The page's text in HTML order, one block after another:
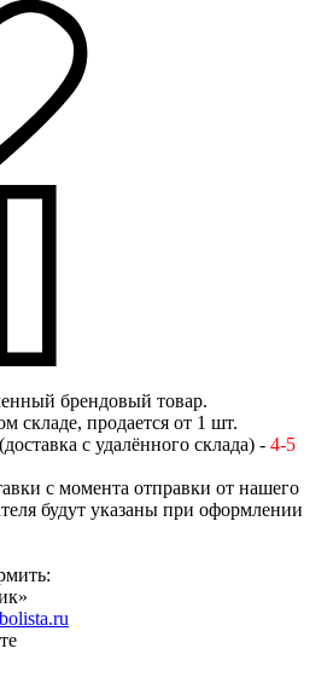
брендовый товар.
складе, продается от 1 шт.
с удалённого склада) - 4-5
с момента отправки от нашего
будут указаны при оформлении